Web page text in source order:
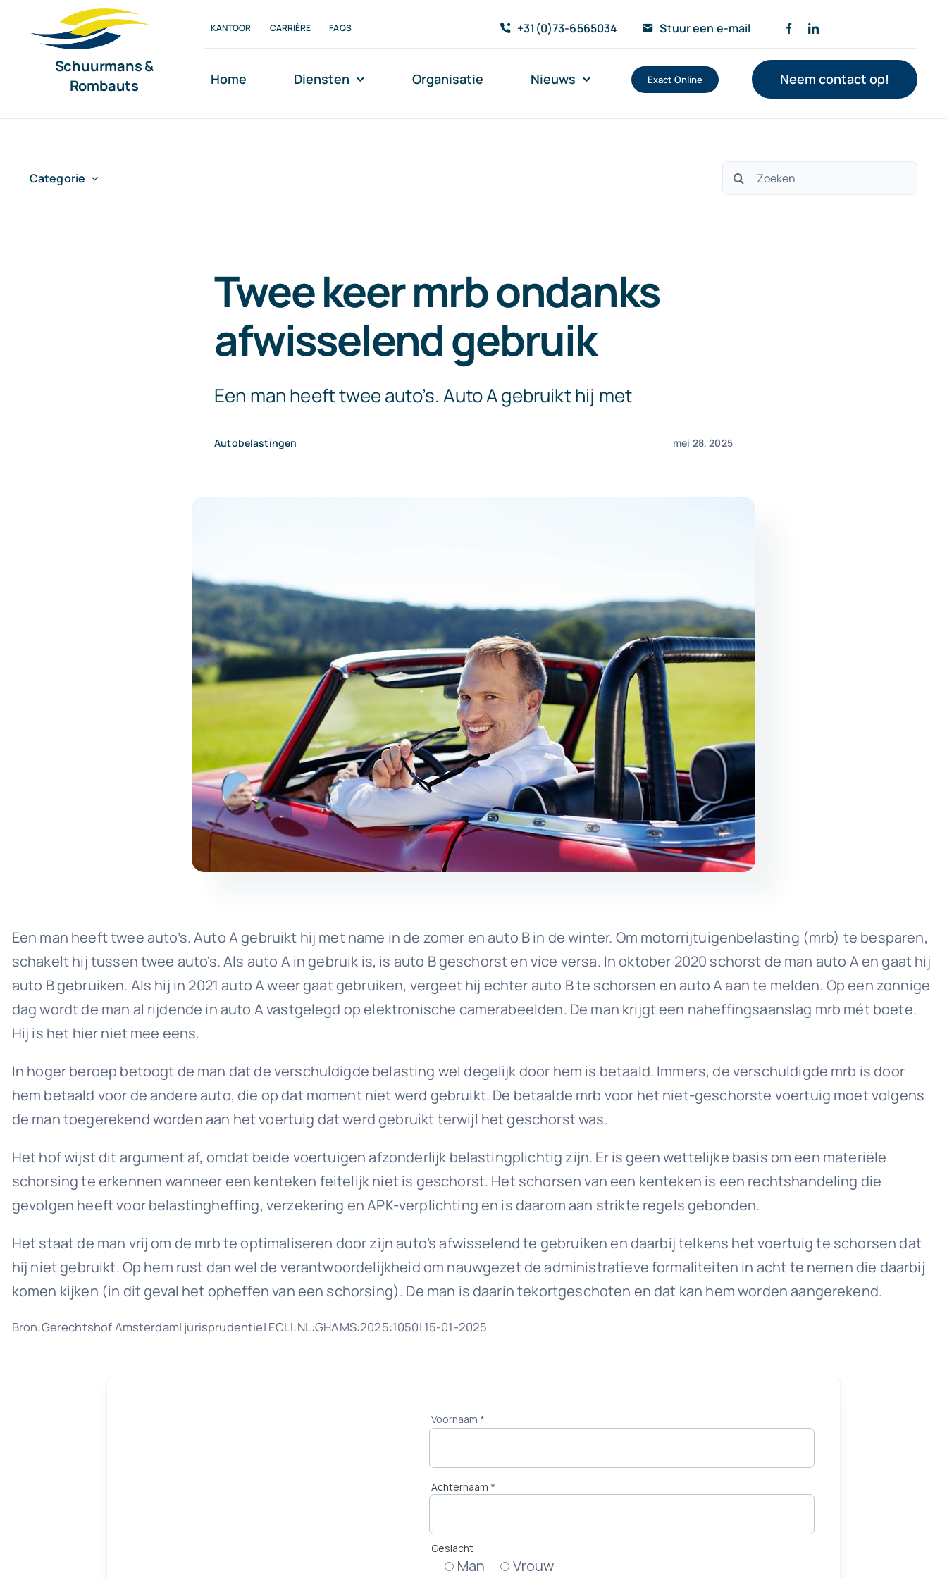
Schuurmans &
Rombauts
KANTOOR CARRIÈRE FAQS +31(0)73-6565034 Stuur een e-mail
Home Diensten Organisatie Nieuws Exact Online Neem contact op!
Categorie
Zoeken
Twee keer mrb ondanks
afwisselend gebruik
Een man heeft twee auto’s. Auto A gebruikt hij met
Autobelastingen mei 28, 2025
Een man heeft twee auto’s. Auto A gebruikt hij met name in de zomer en auto B in de winter. Om motorrijtuigenbelasting (mrb) te besparen,
schakelt hij tussen twee auto's. Als auto A in gebruik is, is auto B geschorst en vice versa. In oktober 2020 schorst de man auto A en gaat hij
auto B gebruiken. Als hij in 2021 auto A weer gaat gebruiken, vergeet hij echter auto B te schorsen en auto A aan te melden. Op een zonnige
dag wordt de man al rijdende in auto A vastgelegd op elektronische camerabeelden. De man krijgt een naheffingsaanslag mrb mét boete.
Hij is het hier niet mee eens.
In hoger beroep betoogt de man dat de verschuldigde belasting wel degelijk door hem is betaald. Immers, de verschuldigde mrb is door
hem betaald voor de andere auto, die op dat moment niet werd gebruikt. De betaalde mrb voor het niet-geschorste voertuig moet volgens
de man toegerekend worden aan het voertuig dat werd gebruikt terwijl het geschorst was.
Het hof wijst dit argument af, omdat beide voertuigen afzonderlijk belastingplichtig zijn. Er is geen wettelijke basis om een materiële
schorsing te erkennen wanneer een kenteken feitelijk niet is geschorst. Het schorsen van een kenteken is een rechtshandeling die
gevolgen heeft voor belastingheffing, verzekering en APK-verplichting en is daarom aan strikte regels gebonden.
Het staat de man vrij om de mrb te optimaliseren door zijn auto’s afwisselend te gebruiken en daarbij telkens het voertuig te schorsen dat
hij niet gebruikt. Op hem rust dan wel de verantwoordelijkheid om nauwgezet de administratieve formaliteiten in acht te nemen die daarbij
komen kijken (in dit geval het opheffen van een schorsing). De man is daarin tekortgeschoten en dat kan hem worden aangerekend.
Bron:Gerechtshof Amsterdam| jurisprudentie| ECLI:NL:GHAMS:2025:1050| 15-01-2025